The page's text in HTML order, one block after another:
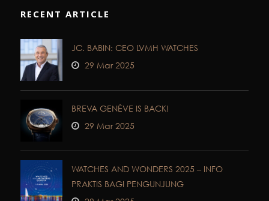
RECENT ARTICLE
JC. BABIN: CEO LVMH WATCHES
29 Mar 2025
BREVA GENÈVE IS BACK!
29 Mar 2025
WATCHES AND WONDERS 2025 – INFO
PRAKTIS BAGI PENGUNJUNG